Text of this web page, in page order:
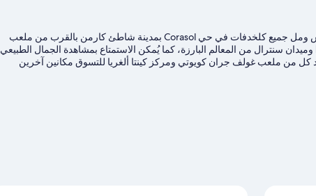
تقع ساندوس كاراكول نيتشر ريزورت آند ووتر بارك ش ومل جميع كلخدفات في حي Corasol بمدينة شاطئ كارمن بالقرب من ملعب
سنترال من المعالم البارزة، كما يُمكن الاستمتاع بمشاهدة الجمال الطبيعي
من ملعب غولف جران كويوتي ومركز كينتا ألغريا للتسوق مكانين آخرين
من خلال ركوب الأمواج على ألواح شراعية القريبة، أو يُمكنك الاستمتاع